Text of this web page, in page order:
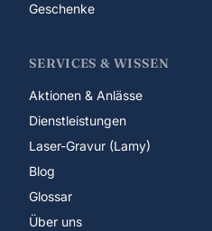
Geschenke
SERVICES & WISSEN
Aktionen & Anlässe
Dienstleistungen
Laser-Gravur (Lamy)
Blog
Glossar
Über uns